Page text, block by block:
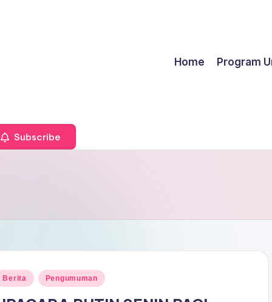
Home Program
Subscribe
Berita Pengumuman